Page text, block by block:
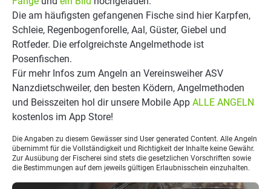
Die am häufigsten gefangenen Fische sind hier Karpfen,
Schleie, Regenbogenforelle, Aal, Güster, Giebel und
Rotfeder. Die erfolgreichste Angelmethode ist
Posenfischen.
Für mehr Infos zum Angeln an Vereinsweiher ASV
Nanzdietschweiler, den besten Ködern, Angelmethoden
und Beisszeiten hol dir unsere Mobile App ALLE ANGELN
kostenlos im App Store!
Die Angaben zu diesem Gewässer sind User generated Content. Alle Angeln
übernimmt für die Vollständigkeit und Richtigkeit der Inhalte keine Gewähr.
Zur Ausübung der Fischerei sind stets die gesetzlichen Vorschriften sowie
die Bestimmungen auf dem jeweils gültigen Erlaubnisschein einzuhalten.